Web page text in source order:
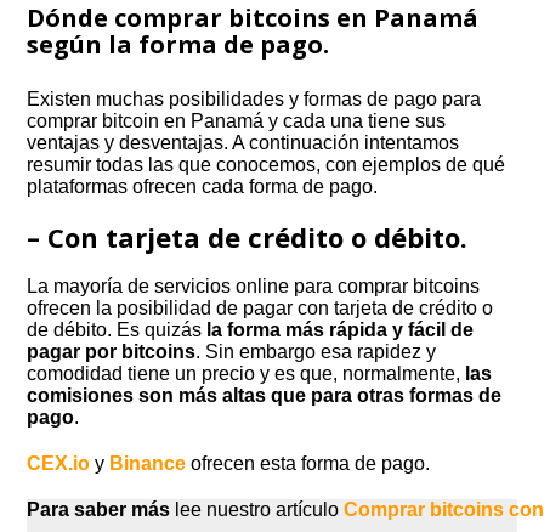
Dónde comprar bitcoins en Panamá
según la forma de pago.
Existen muchas posibilidades y formas de pago para
comprar bitcoin en Panamá y cada una tiene sus
ventajas y desventajas. A continuación intentamos
resumir todas las que conocemos, con ejemplos de qué
plataformas ofrecen cada forma de pago.
– Con tarjeta de crédito o débito.
La mayoría de servicios online para comprar bitcoins
ofrecen la posibilidad de pagar con tarjeta de crédito o
de débito. Es quizás la forma más rápida y fácil de
pagar por bitcoins. Sin embargo esa rapidez y
comodidad tiene un precio y es que, normalmente, las
comisiones son más altas que para otras formas de
pago.
CEX.io y Binance ofrecen esta forma de pago.
Para saber más lee nuestro artículo Comprar bitcoins